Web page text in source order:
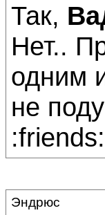
Так,
Нет..
одним
не
:friends:
Эндрюс